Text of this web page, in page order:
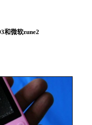
和微软zune2